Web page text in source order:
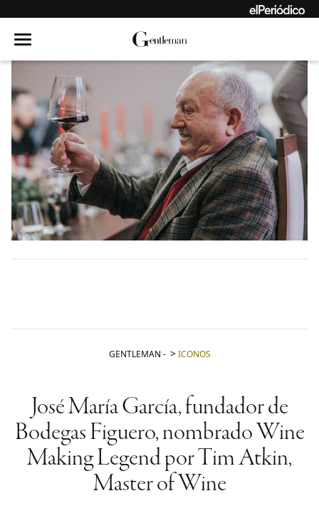
GENTLEMAN - ICONOS
José María García, fundador de
Bodegas Figuero, nombrado Wine
Making Legend por Tim Atkin,
Master of Wine